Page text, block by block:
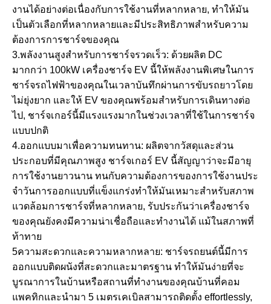
งานได้อย่างต่อเนื่องกับการใช้งานที่หลากหลาย, ทําให้มัน
เป็นตัวเลือกที่หลากหลายและมีประสิทธิภาพสําหรับความ
ต้องการการชาร์จของคุณ
3.พลังงานสูงสําหรับการชาร์จรวดเร็ว: ด้วยผลิต DC
มากกว่า 100kW เครื่องชาร์จ EV นี้ให้พลังงานพิเศษในการ
ชาร์จรถไฟฟ้าของคุณในเวลาบันทึกผ่านการขับรถยาวโดย
ไม่ยุ่งยาก และให้ EV ของคุณพร้อมสําหรับการเดินทางต่อ
ไป, ชาร์จเกอร์นี้มีแรงแรงมากในช่วงเวลาที่ใช้ในการชาร์จ
แบบปกติ
4.ออกแบบมาเพื่อความทนทาน: ผลิตจากวัสดุและส่วน
ประกอบที่มีคุณภาพสูง ชาร์จเกอร์ EV นี้สัญญาว่าจะมีอายุ
การใช้งานยาวนาน ทนกับความต้องการของการใช้งานประ
จําวันการออกแบบที่แข็งแกร่งทําให้มันเหมาะสําหรับสภาพ
แวดล้อมการชาร์จที่หลากหลาย, รับประกันว่าเครื่องชาร์จ
ของคุณยังคงมีความน่าเชื่อถือและทํางานได้ แม้ในสภาพที่
ท้าทาย
5ความสะดวกและความหลากหลาย: ชาร์จรถยนต์นี้มีการ
ออกแบบติดผนังที่สะดวกและมาตรฐาน ทําให้มันง่ายที่จะ
บูรณาการในบ้านหรือสถานที่ทํางานของคุณบ้านที่คอม
แพคทิกและนํามา 5 เมตรเคเบิลสามารถติดตั้ง effortlessly,